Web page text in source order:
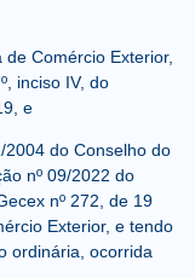
Comércio Exterior,
inciso IV, do
e
2004 do Conselho do
nº 09/2022 do
nº 272, de 19
Exterior, e tendo
ordinária, ocorrida